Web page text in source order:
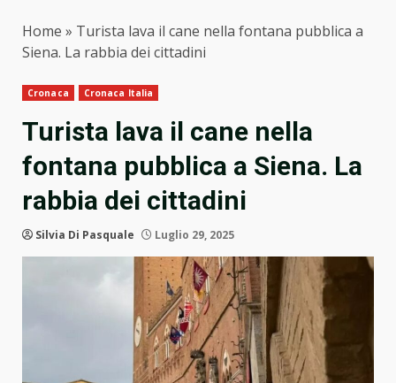
Home » Turista lava il cane nella fontana pubblica a
Siena. La rabbia dei cittadini
Cronaca Cronaca Italia
Turista lava il cane nella
fontana pubblica a Siena. La
rabbia dei cittadini
Silvia Di Pasquale Luglio 29, 2025